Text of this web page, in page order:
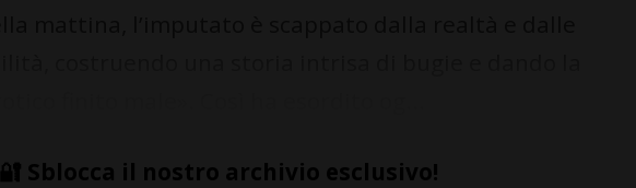
🔐 Sblocca il nostro archivio esclusivo!